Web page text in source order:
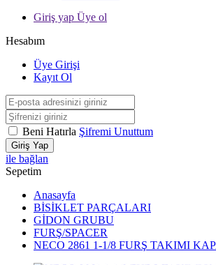
Giriş yap Üye ol
Hesabım
Üye Girişi
Kayıt Ol
Beni Hatırla Şifremi Unuttum
Giriş Yap
ile bağlan
Sepetim
Anasayfa
BİSİKLET PARÇALARI
GİDON GRUBU
FURŞ/SPACER
NECO 2861 1-1/8 FURŞ TAKIMI